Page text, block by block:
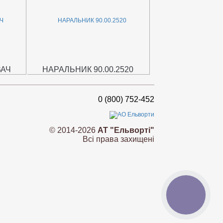
НАРАЛЬНИК 90.00.2520
0 (800) 752-452
© 2014-2026 АТ "Ельворті"
Всі права захищені